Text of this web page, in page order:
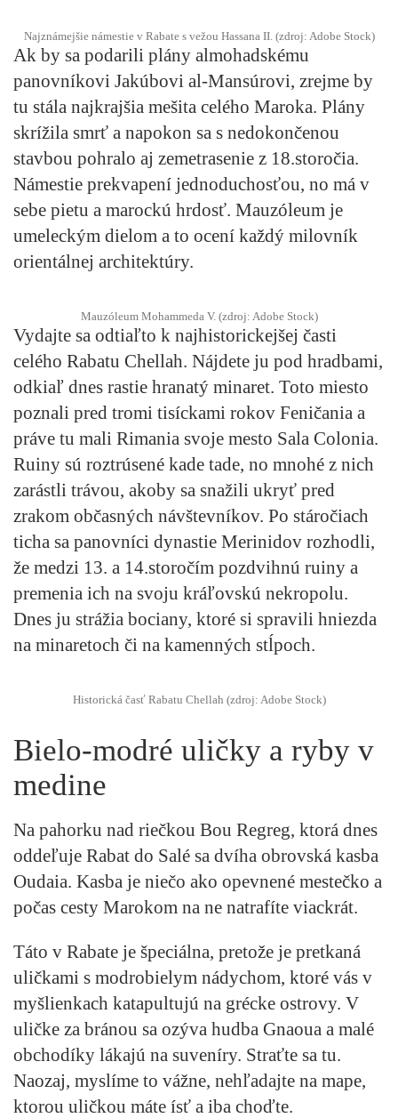
Najznámejšie námestie v Rabate s vežou Hassana II. (zdroj: Adobe Stock)
Ak by sa podarili plány almohadskému
panovníkovi Jakúbovi al-Mansúrovi, zrejme by
tu stála najkrajšia mešita celého Maroka. Plány
skrížila smrť a napokon sa s nedokončenou
stavbou pohralo aj zemetrasenie z 18.storočia.
Námestie prekvapení jednoduchosťou, no má v
sebe pietu a marockú hrdosť. Mauzóleum je
umeleckým dielom a to ocení každý milovník
orientálnej architektúry.
Mauzóleum Mohammeda V. (zdroj: Adobe Stock)
Vydajte sa odtiaľto k najhistorickejšej časti
celého Rabatu Chellah. Nájdete ju pod hradbami,
odkiaľ dnes rastie hranatý minaret. Toto miesto
poznali pred tromi tisíckami rokov Feničania a
práve tu mali Rimania svoje mesto Sala Colonia.
Ruiny sú roztrúsené kade tade, no mnohé z nich
zarástli trávou, akoby sa snažili ukryť pred
zrakom občasných návštevníkov. Po stáročiach
ticha sa panovníci dynastie Merinidov rozhodli,
že medzi 13. a 14.storočím pozdvihnú ruiny a
premenia ich na svoju kráľovskú nekropolu.
Dnes ju strážia bociany, ktoré si spravili hniezda
na minaretoch či na kamenných stĺpoch.
Historická časť Rabatu Chellah (zdroj: Adobe Stock)
Bielo-modré uličky a ryby v
medine
Na pahorku nad riečkou Bou Regreg, ktorá dnes
oddeľuje Rabat do Salé sa dvíha obrovská kasba
Oudaia. Kasba je niečo ako opevnené mestečko a
počas cesty Marokom na ne natrafíte viackrát.
Táto v Rabate je špeciálna, pretože je pretkaná
uličkami s modrobielym nádychom, ktoré vás v
myšlienkach katapultujú na grécke ostrovy. V
uličke za bránou sa ozýva hudba Gnaoua a malé
obchodíky lákajú na suveníry. Straťte sa tu.
Naozaj, myslíme to vážne, nehľadajte na mape,
ktorou uličkou máte ísť a iba choďte.